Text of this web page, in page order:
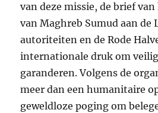
van deze missie, de brief
van Maghreb Sumud aan de
autoriteiten en de Rode
internationale druk om
garanderen. Volgens de
meer dan een humanitaire
geweldloze poging om